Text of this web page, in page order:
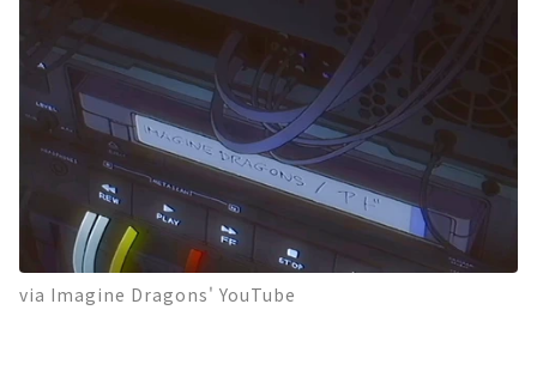
via Imagine Dragons' YouTube